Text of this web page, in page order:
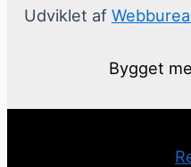
Udviklet af
Bygget